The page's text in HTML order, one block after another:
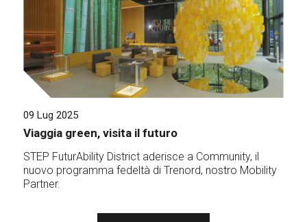
09 Lug 2025
Viaggia green, visita il futuro
STEP FuturAbility District aderisce a Community, il
nuovo programma fedeltà di Trenord, nostro Mobility
Partner.